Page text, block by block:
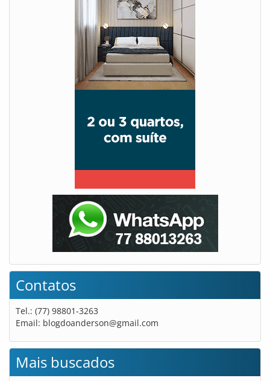
Contatos
Tel.: (77) 98801-3263
Email: blogdoanderson@gmail.com
Mais buscados